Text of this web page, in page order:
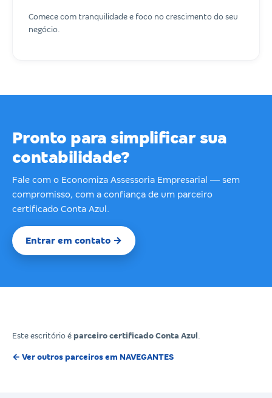
Comece com tranquilidade e foco no crescimento do seu
negócio.
Pronto para simplificar sua
contabilidade?
Fale com o Economiza Assessoria Empresarial — sem
compromisso, com a confiança de um parceiro
certificado Conta Azul.
Entrar em contato →
Este escritório é parceiro certificado Conta Azul
← Ver outros parceiros em NAVEGANTES